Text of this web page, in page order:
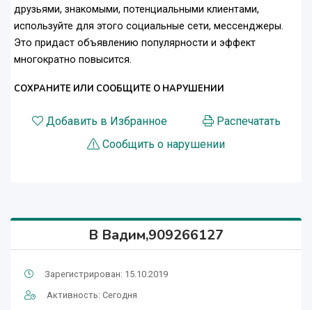
друзьями, знакомыми, потенциальными клиентами,
используйте для этого социальные сети, мессенджеры.
Это придаст объявлению популярности и эффект
многократно повысится.
СОХРАНИТЕ ИЛИ СООБЩИТЕ О НАРУШЕНИИ
Добавить в Избранное
Распечатать
Сообщить о нарушении
В Вадим,909266127
Зарегистрирован: 15.10.2019
Активность: Сегодня